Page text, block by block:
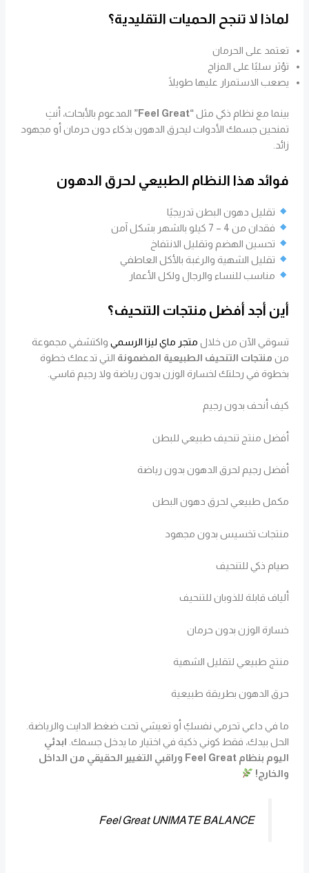
لماذا لا تنجح الحميات التقليدية؟
تعتمد على الحرمان
تؤثر سلبًا على المزاج
يصعب الاستمرار عليها طويلًا
بينما مع نظام ذكي مثل“Feel Great”
المدعوم بالأبحاث، أنتِ
تمنحين جسمك الأدوات ليحرق الدهون بذكاء دون حرمان أو مجهود
زائد.
فوائد هذا النظام الطبيعي لحرق الدهون
تقليل دهون البطن تدريجيًا
فقدان من 4 – 7 كيلو بالشهر بشكل آمن
تحسين الهضم وتقليل الانتفاخ
تقليل الشهية والرغبة بالأكل العاطفي
مناسب للنساء والرجال ولكل الأعمار
أين أجد أفضل منتجات التنحيف؟
تسوقي الآن من خلال متجر ماي ليزا الرسمي واكتشفي مجموعة
من منتجات التنحيف الطبيعية المضمونة التي تدعمك خطوة
بخطوة في رحلتك لخسارة الوزن بدون رياضة ولا رجيم قاسي.
كيف أنحف بدون رجيم
أفضل منتج تنحيف طبيعي للبطن
أفضل رجيم لحرق الدهون بدون رياضة
مكمل طبيعي لحرق دهون البطن
منتجات تخسيس بدون مجهود
صيام ذكي للتنحيف
ألياف قابلة للذوبان للتنحيف
خسارة الوزن بدون حرمان
منتج طبيعي لتقليل الشهية
حرق الدهون بطريقة طبيعية
ما في داعي تحرمي نفسكِ أو تعيشي تحت ضغط الدايت والرياضة.
الحل بيدك، فقط كوني ذكية في اختيار ما يدخل جسمك. ابدئي
اليوم بنظام Feel Great وراقبي التغيير الحقيقي من الداخل
والخارج!
Feel Great UNIMATE BALANCE